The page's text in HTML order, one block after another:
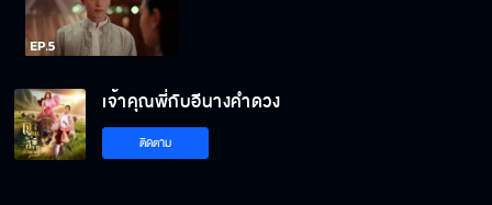
เจ้าคุณพี่กับอีนางคำดวง
ติดตาม